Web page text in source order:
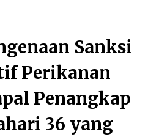
KP. ORCA 04 KE PANGKALAN PSDKP
DITINDAK LANJUTI
ago
dan Pengambilan Sumpah Pegawai
(PNS) serta Pengangkatan Pertama
ago
Sanksi
Perikanan
Penangkap
36 yang